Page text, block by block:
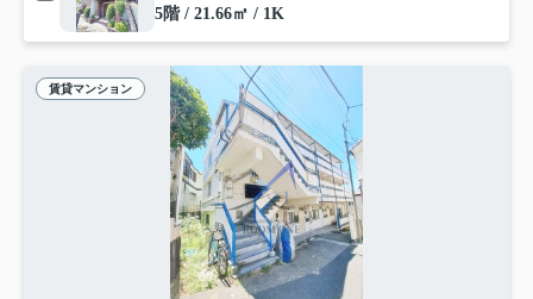
5階 / 21.66㎡ / 1K
賃貸マンション